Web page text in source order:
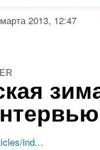
2013, 12:47
ind...